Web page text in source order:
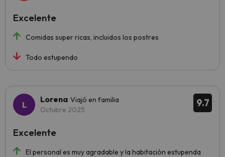
Comidas super ricas, incluidos los postres
Todo estupendo
Excelente
9.7
Lorena Viajó en familia
Octubre 2025
El personal es muy agradable y la habitación estupenda
Excelente